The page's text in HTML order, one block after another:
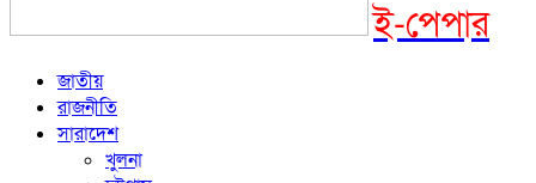
ই-পেপার
জাতীয়
রাজনীতি
সারাদেশ
খুলনা